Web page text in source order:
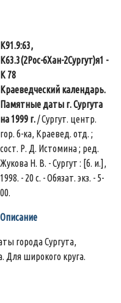
К91.9:63,
К63.3(2Рос-6Хан-2Сургут)я1 -
К 78
Краеведческий календарь.
Памятные даты г. Сургута
на 1999 г./ Сургут. центр.
гор. б-ка, Краевед. отд. ;
сост. Р. Д. Истомина ; ред.
Жукова Н. В. - Сургут : [б. и.],
1998. - 20 с. - Обязат. экз. - 5-
00.
Описание
города Сургута,
Для широкого круга.